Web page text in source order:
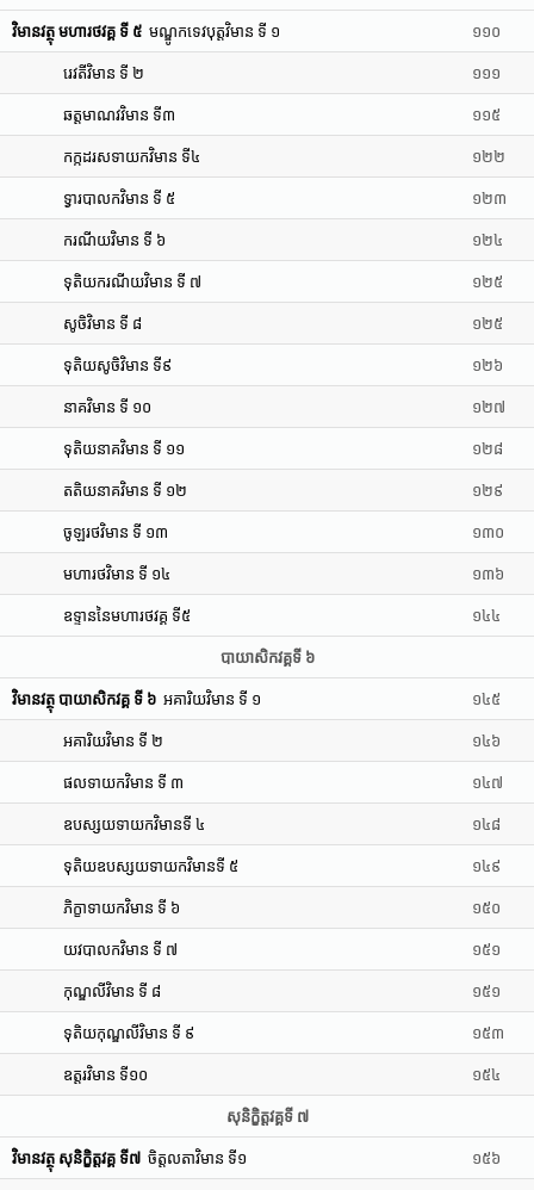
វិមានវត្ថុ មហារថវគ្គ ទី ៥ មណ្ឌូកទេវបុត្តវិមាន ទី ១ ១១០
រេវតីវិមាន ទី ២ ១១១
ឆត្តមាណវវិមាន ទី៣ ១១៥
កក្កដរសទាយកវិមាន ទី៤ ១២២
ទ្វារបាលកវិមាន ទី ៥ ១២៣
ករណីយវិមាន ទី ៦ ១២៤
ទុតិយករណីយវិមាន ទី ៧ ១២៥
សូចិវិមាន ទី ៨ ១២៥
ទុតិយសូចិវិមាន ទី៩ ១២៦
នាគវិមាន ទី ១០ ១២៧
ទុតិយនាគវិមាន ទី ១១ ១២៨
តតិយនាគវិមាន ទី ១២ ១២៩
ចូឡរថវិមាន ទី ១៣ ១៣០
មហារថវិមាន ទី ១៤ ១៣៦
ឧទ្ទាននៃមហារថវគ្គ ទី៥ ១៤៤
បាយាសិកវគ្គទី ៦
វិមានវត្ថុ បាយាសិកវគ្គ ទី ៦ អគារិយវិមាន ទី ១ ១៤៥
អគារិយវិមាន ទី ២ ១៤៦
ផលទាយកវិមាន ទី ៣ ១៤៧
ឧបស្សយទាយកវិមានទី ៤ ១៤៨
ទុតិយឧបស្សយទាយកវិមានទី ៥ ១៤៩
ភិក្ខាទាយកវិមាន ទី ៦ ១៥០
យវបាលកវិមាន ទី ៧ ១៥១
កុណ្ឌលីវិមាន ទី ៨ ១៥១
ទុតិយកុណ្ឌលីវិមាន ទី ៩ ១៥៣
ឧត្តរវិមាន ទី១០ ១៥៤
សុនិក្ខិត្តវគ្គទី ៧
វិមានវត្ថុ សុនិក្ខិត្តវគ្គ ទី៧ ចិត្តលតាវិមាន ទី១ ១៥៦